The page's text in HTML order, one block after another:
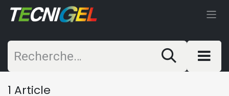
Se rendre au contenu
1 Article